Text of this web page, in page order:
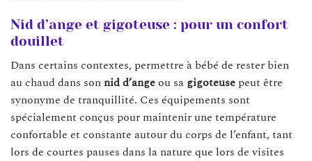
Nid d’ange et gigoteuse : pour un confort
douillet
Dans certains contextes, permettre à bébé de rester bien
au chaud dans sonnid d’angeou sa gigoteuse peut être
synonyme de tranquillité. Ces équipements sont
spécialement conçus pour maintenir une température
confortable et constante autour du corps de l’enfant, tant
lors de courtes pauses dans la nature que lors de visites